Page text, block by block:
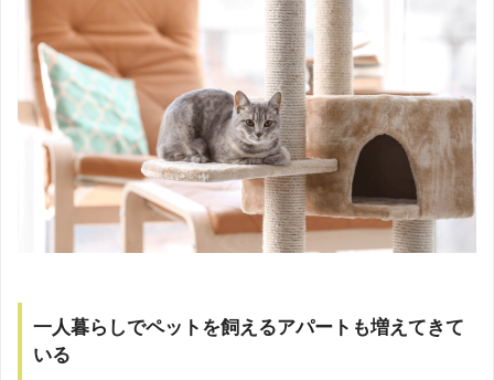
一人暮らしでペットを飼えるアパートも増えてきて
いる